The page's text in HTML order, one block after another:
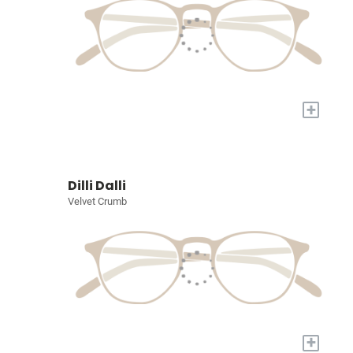
+
Dilli Dalli
Velvet Crumb
+